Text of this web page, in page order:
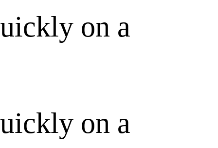
on a
on a